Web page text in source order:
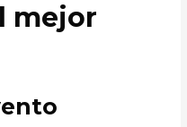
mejor